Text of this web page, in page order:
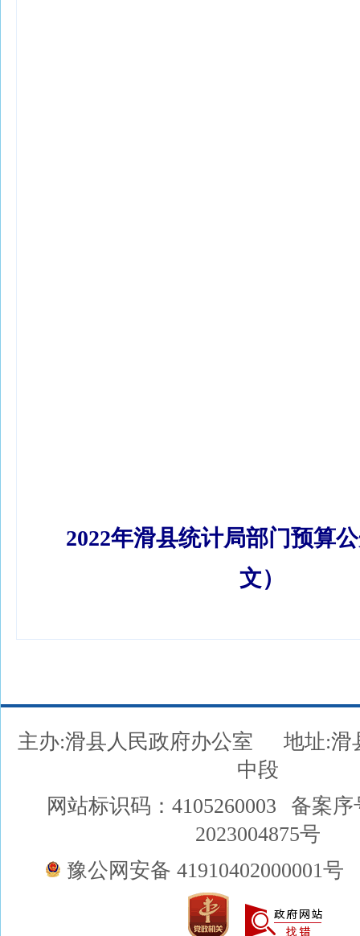
2022年滑县统计局部门预算
文）
主办:滑县人民政府办公室
地址:滑
中段
网站标识码：4105260003
备案序
2023004875号
豫公网安备 41910402000001号